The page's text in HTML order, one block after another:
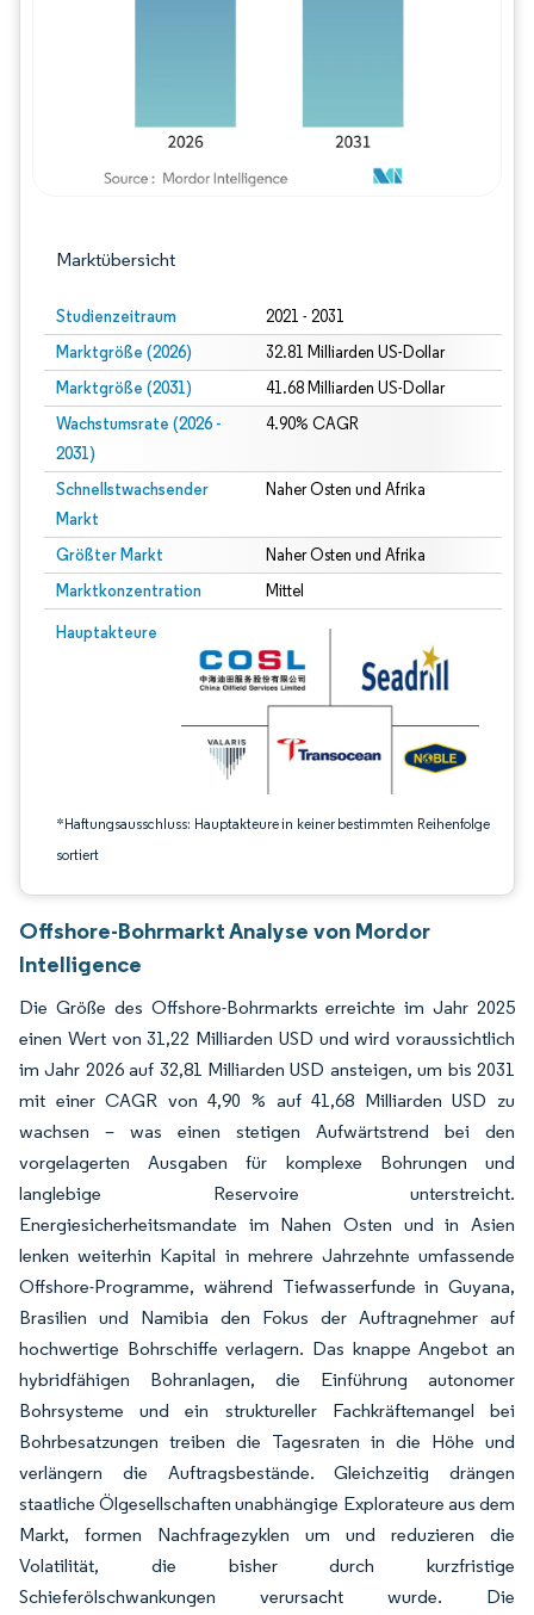
Marktübersicht
Studienzeitraum 2021 - 2031
Marktgröße (2026) 32.81 Milliarden US-Dollar
Marktgröße (2031) 41.68 Milliarden US-Dollar
Wachstumsrate (2026 -
2031)
4.90% CAGR
Schnellstwachsender
Markt
Naher Osten und Afrika
Größter Markt Naher Osten und Afrika
Marktkonzentration Mittel
Hauptakteure
*Haftungsausschluss: Hauptakteure in keiner bestimmten Reihenfolge
sortiert
Bild © Mordor Intelligence. Wiederverwendung erfordert Namensnennung
Offshore-Bohrmarkt Analyse von Mordor
Intelligence
Die Größe des Offshore-Bohrmarkts erreichte im Jahr 2025
einen Wert von 31,22 Milliarden USD und wird voraussichtlich
im Jahr 2026 auf 32,81 Milliarden USD ansteigen, um bis 2031
mit einer CAGR von 4,90 % auf 41,68 Milliarden USD zu
wachsen – was einen stetigen Aufwärtstrend bei den
vorgelagerten Ausgaben für komplexe Bohrungen und
langlebige Reservoire unterstreicht.
Energiesicherheitsmandate im Nahen Osten und in Asien
lenken weiterhin Kapital in mehrere Jahrzehnte umfassende
Offshore-Programme, während Tiefwasserfunde in Guyana,
Brasilien und Namibia den Fokus der Auftragnehmer auf
hochwertige Bohrschiffe verlagern. Das knappe Angebot an
hybridfähigen Bohranlagen, die Einführung autonomer
Bohrsysteme und ein struktureller Fachkräftemangel bei
Bohrbesatzungen treiben die Tagesraten in die Höhe und
verlängern die Auftragsbestände. Gleichzeitig drängen
staatliche Ölgesellschaften unabhängige Explorateure aus dem
Markt, formen Nachfragezyklen um und reduzieren die
Volatilität, die bisher durch kurzfristige
Schieferölschwankungen verursacht wurde. Die